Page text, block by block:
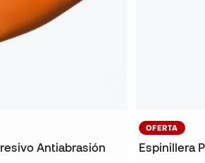
Antiabrasión
OFERTA
Espinillera